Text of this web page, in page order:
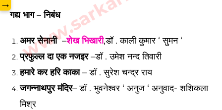
गद्य भाग – निबंध
अमर सेनानी–शेख भिखारी,डॉ . काली कुमार ‘ सुमन ‘
प्रफुल्ल दा एक नजइर–डॉ . उमेश नन्द तिवारी
हमारे कर हरि काका–डॉ . सुरेश चन्द्र राय
जगन्नाथपुर मंदिर–डॉ . भुवनेश्वर ‘ अनुज ‘ अनुवाद- शशिकला
मिश्र
→